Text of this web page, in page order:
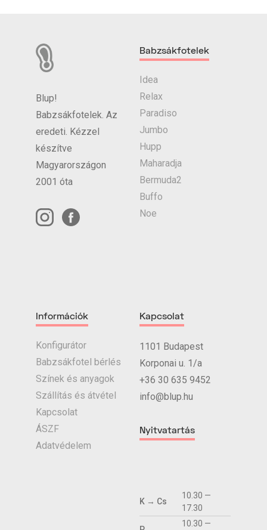
Blup!
Babzsákfotelek. Az
eredeti. Kézzel
készítve
Magyarországon
2001 óta
Babzsákfotelek
Idea
Relax
Paradiso
Jumbo
Hupp
Maharadja
Bermuda2
Buffo
Noe
Információk
Konfigurátor
Babzsákfotel bérlés
Színek és anyagok
Szállítás és átvétel
Kapcsolat
ÁSZF
Adatvédelem
Kapcsolat
1101 Budapest
Korponai u. 1/a
+36 30 635 9452
info@blup.hu
Nyitvatartás
K → Cs
10.30 —
17.30
10.30 —